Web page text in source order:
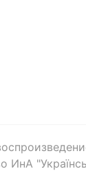
ИнА